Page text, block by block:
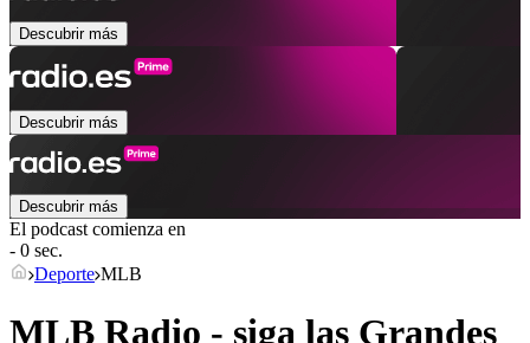
Descubrir más
Descubrir más
Descubrir más
El podcast comienza en
- 0 sec.
Deporte MLB
MLB Radio - siga las Grandes